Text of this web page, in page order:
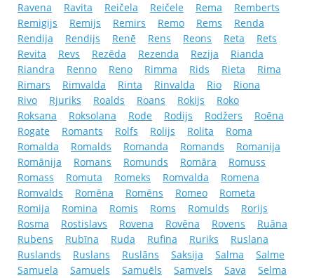
Ravena
Ravita Reičela Reičele Rema
Remberts
Remigijs
Remijs Remirs Remo Rems
Renda
Rendija
Rendijs Renē Rens Reons Reta
Rets
Revita
Revs Rezēda Rezenda Rezija
Rianda
Riandra
Renno Reno Rimma Rids Rieta
Rima
Rimars
Rimvalda Rinta Rinvalda Rio
Riona
Rivo
Rjuriks Roalds Roans Rokijs
Roko
Roksana
Roksolana Rode Rodijs Rodžers
Roēna
Rogate
Romants Rolfs Rolijs Rolita
Roma
Romalda
Romalds Romanda Romands
Romanija
Romānija
Romans Romunds Romāra
Romuss
Romass
Romuta Romeks Romvalda
Romena
Romvalds
Romēna Romēns Romeo
Rometa
Romija
Romina Romis Roms Romulds
Rorijs
Rosma
Rostislavs Rovena Rovēna Rovens
Ruāna
Rubens
Rubīna Ruda Rufina Ruriks
Ruslana
Ruslands
Ruslans Ruslāns Saksija Salma
Salme
Samuela
Samuels Samuēls Samvels Sava
Selma